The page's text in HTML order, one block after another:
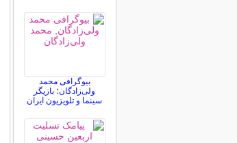
بیوگرافی محمد
ولی‌زادگان؛ بازیگر
سینما و تلویزیون ایران